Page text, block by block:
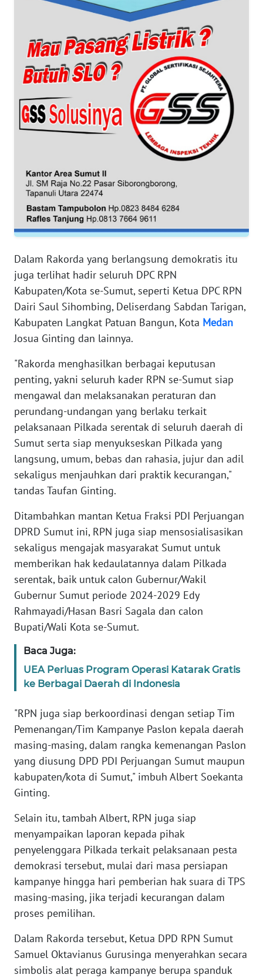
Dalam Rakorda yang berlangsung demokratis itu
juga terlihat hadir seluruh DPC RPN
Kabupaten/Kota se-Sumut, seperti Ketua DPC RPN
Dairi Saul Sihombing, Deliserdang Sabdan Tarigan,
Kabupaten Langkat Patuan Bangun, Kota Medan
Josua Ginting dan lainnya.
"Rakorda menghasilkan berbagai keputusan
penting, yakni seluruh kader RPN se-Sumut siap
mengawal dan melaksanakan peraturan dan
perundang-undangan yang berlaku terkait
pelaksanaan Pilkada serentak di seluruh daerah di
Sumut serta siap menyukseskan Pilkada yang
langsung, umum, bebas dan rahasia, jujur dan adil
sekaligus menjauhkan dari praktik kecurangan,"
tandas Taufan Ginting.
Ditambahkan mantan Ketua Fraksi PDI Perjuangan
DPRD Sumut ini, RPN juga siap mensosialisasikan
sekaligus mengajak masyarakat Sumut untuk
memberikan hak kedaulatannya dalam Pilkada
serentak, baik untuk calon Gubernur/Wakil
Gubernur Sumut periode 2024-2029 Edy
Rahmayadi/Hasan Basri Sagala dan calon
Bupati/Wali Kota se-Sumut.
Baca Juga:
UEA Perluas Program Operasi Katarak Gratis
ke Berbagai Daerah di Indonesia
"RPN juga siap berkoordinasi dengan setiap Tim
Pemenangan/Tim Kampanye Paslon kepala daerah
masing-masing, dalam rangka kemenangan Paslon
yang diusung DPD PDI Perjuangan Sumut maupun
kabupaten/kota di Sumut," imbuh Albert Soekanta
Ginting.
Selain itu, tambah Albert, RPN juga siap
menyampaikan laporan kepada pihak
penyelenggara Pilkada terkait pelaksanaan pesta
demokrasi tersebut, mulai dari masa persiapan
kampanye hingga hari pemberian hak suara di TPS
masing-masing, jika terjadi kecurangan dalam
proses pemilihan.
Dalam Rakorda tersebut, Ketua DPD RPN Sumut
Samuel Oktavianus Gurusinga menyerahkan secara
simbolis alat peraga kampanye berupa spanduk
KEPRI
WN
WN
PAPUA
WN
RIAU
WN
SERAMBI
WN
JAMBI
WN
SULTRA
NTB
WN
SULTENG
WN
BABEL
WN
SUMBAR
WN
SUMSEL
WN
BENGKULU
WN
LAMPUNG
JATENG
WN
NUSANTARA
WN
JOGJA
WN
JATIM
BALI
WN
WN
KALTENG